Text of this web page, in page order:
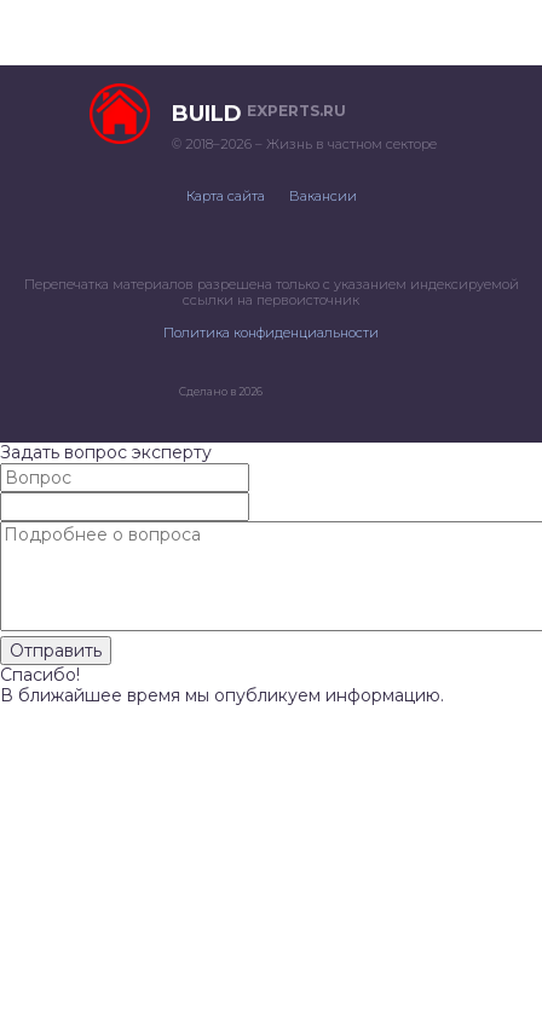
BUILD EXPERTS.RU
© 2018–2026 – Жизнь в частном секторе
Карта сайта Вакансии
Перепечатка материалов разрешена только с указанием индексируемой
ссылки на первоисточник
Политика конфиденциальности
Сделано в 2026
Задать вопрос эксперту
Спасибо!
В ближайшее время мы опубликуем информацию.